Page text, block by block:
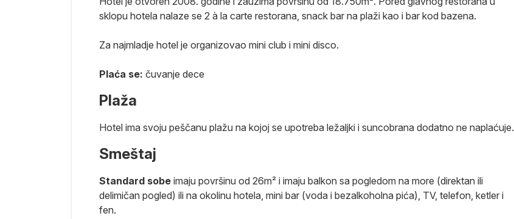
sklopu hotela nalaze se 2 à la carte restorana, snack bar na plaži kao i bar kod bazena.
Za najmladje hotel je organizovao mini club i mini disco.
Plaća se: čuvanje dece
Plaža
Hotel ima svoju peščanu plažu na kojoj se upotreba ležaljki i suncobrana dodatno ne naplaćuje.
Smeštaj
Standard sobe imaju površinu od 26m² i imaju balkon sa pogledom na more (direktan ili
delimičan pogled) ili na okolinu hotela, mini bar (voda i bezalkoholna pića), TV, telefon, ketler i
fen.